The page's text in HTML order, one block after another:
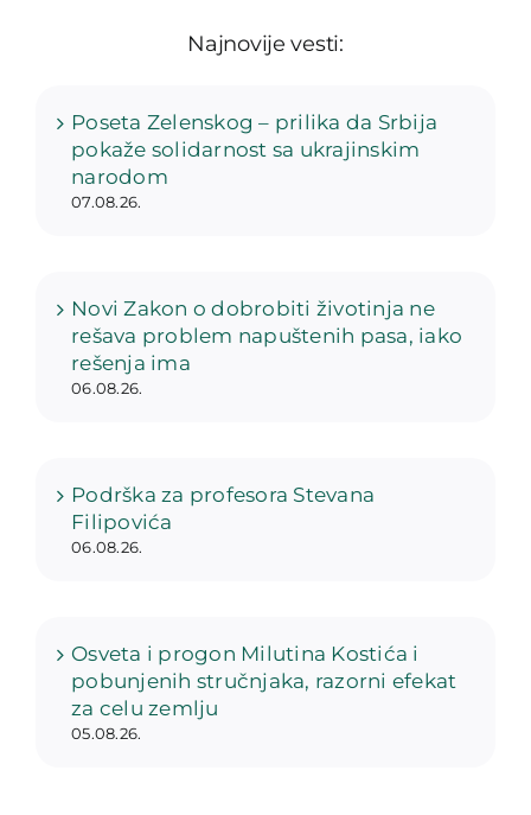
Najnovije vesti:
Poseta Zelenskog – prilika da Srbija
pokaže solidarnost sa ukrajinskim
narodom
07.08.26.
Novi Zakon o dobrobiti životinja ne
rešava problem napuštenih pasa, iako
rešenja ima
06.08.26.
Podrška za profesora Stevana
Filipovića
06.08.26.
Osveta i progon Milutina Kostića i
pobunjenih stručnjaka, razorni efekat
za celu zemlju
05.08.26.